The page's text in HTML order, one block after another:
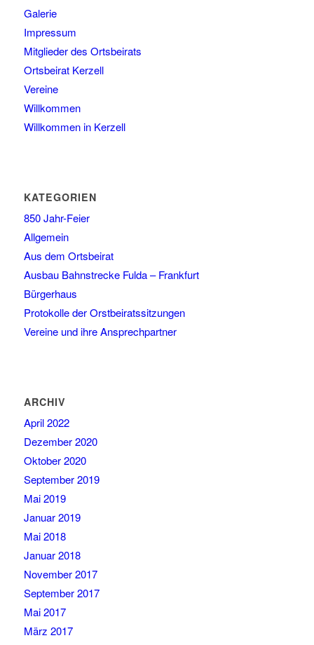
Galerie
Impressum
Mitglieder des Ortsbeirats
Ortsbeirat Kerzell
Vereine
Willkommen
Willkommen in Kerzell
KATEGORIEN
850 Jahr-Feier
Allgemein
Aus dem Ortsbeirat
Ausbau Bahnstrecke Fulda – Frankfurt
Bürgerhaus
Protokolle der Orstbeiratssitzungen
Vereine und ihre Ansprechpartner
ARCHIV
April 2022
Dezember 2020
Oktober 2020
September 2019
Mai 2019
Januar 2019
Mai 2018
Januar 2018
November 2017
September 2017
Mai 2017
März 2017